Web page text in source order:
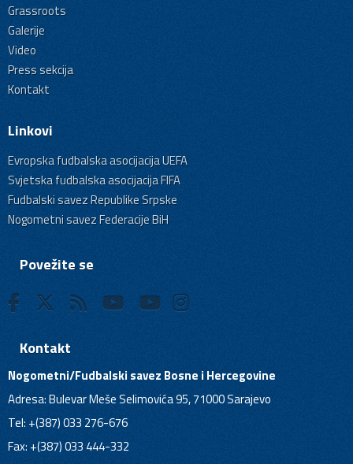
Grassroots
Galerije
Video
Press sekcija
Kontakt
Linkovi
Evropska fudbalska asocijacija UEFA
Svjetska fudbalska asocijacija FIFA
Fudbalski savez Republike Srpske
Nogometni savez Federacije BiH
Povežite se
Kontakt
Nogometni/Fudbalski savez Bosne i Hercegovine
Adresa: Bulevar Meše Selimovića 95, 71000 Sarajevo
Tel: +(387) 033 276-676
Fax: +(387) 033 444-332